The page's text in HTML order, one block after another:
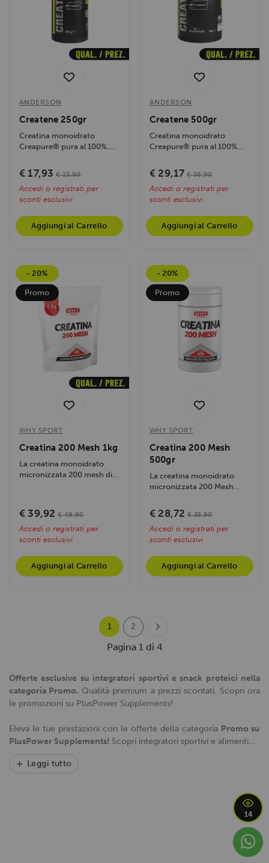
ANDERSON
Createne 250gr
Creatina monoidrato
Creapure® pura al 100%,
muscolare,...
€ 17,93 € 23,90
Accedi o registrati per
sconti esclusivi
Aggiungi al Carrello
ANDERSON
Createne 500gr
Creatina monoidrato
Creapure® pura al 100%
fisiche, energia...
€ 29,17 € 38,90
Accedi o registrati per
sconti esclusivi
Aggiungi al Carrello
- 20%
Promo
WHY SPORT
Creatina 200 Mesh 1kg
La creatina monoidrato
micronizzata 200 mesh di
€ 39,92 € 49,90
Accedi o registrati per
sconti esclusivi
Aggiungi al Carrello
- 20%
Promo
WHY SPORT
Creatina 200 Mesh
500gr
La creatina monoidrato
micronizzata 200 Mesh
prestazioni fisiche...
€ 28,72 € 35,90
Accedi o registrati per
sconti esclusivi
Aggiungi al Carrello
1 2
Pagina 1 di 4
Offerte esclusive su integratori sportivi e snack proteici nella
categoria Promo. Qualità premium a prezzi scontati. Scopri ora
le promozioni su PlusPower Supplements!
Eleva le tue prestazioni con le offerte della categoria Promo su
PlusPower Supplements! Scopri integratori sportivi e alimenti...
Leggi tutto
14